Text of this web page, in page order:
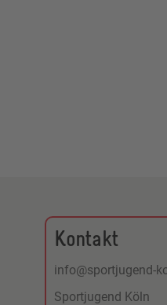
Kontakt
info@sportjugend-
Sportjugend Köln